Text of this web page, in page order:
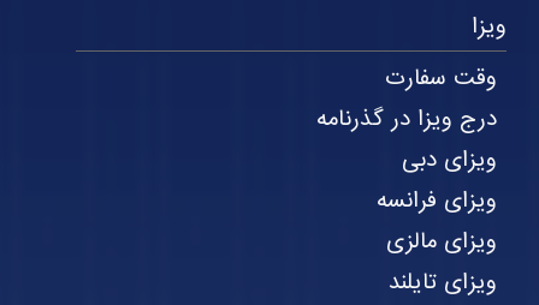
ویزا
وقت سفارت
درج ویزا در گذرنامه
ویزای دبی
ویزای فرانسه
ویزای مالزی
ویزای تایلند